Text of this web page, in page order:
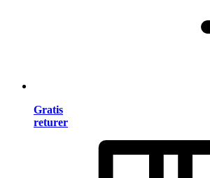
Gratis
returer